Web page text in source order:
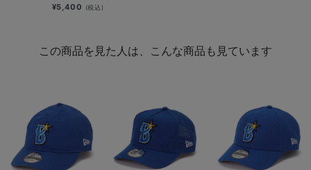
¥5,400 (税込)
この商品を見た人は、こんな商品も見ています